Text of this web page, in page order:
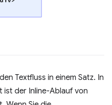
Textfluss in einem Satz. In
ist der Inline-Ablauf von